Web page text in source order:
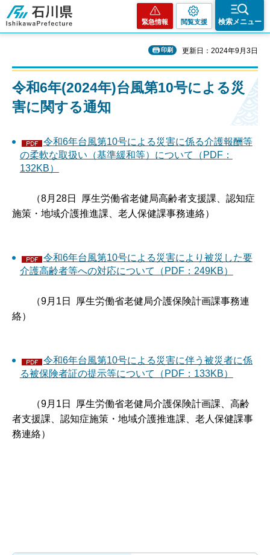
石川県
緊急情報 閲覧支援 検索メニュー
印刷 更新日：2024年9月3日
令和6年(2024年)台風第10号による災
害に関する通知
令和6年台風第10号による災害に係る介護報酬等
の柔軟な取扱い（基準緩和等）について（PDF：
132KB）
（8月28日 厚生労働省老健局高齢者支援課、認知症
施策・地域介護推進課、老人保健課事務連絡）
令和6年台風第10号による災害により被災した要
介護高齢者等への対応について（PDF：249KB）
（9月1日 厚生労働省老健局介護保険計画課事務連
絡）
令和6年台風第10号による災害に伴う被災者に係
る被保険者証の提示等について（PDF：133KB）
（9月1日 厚生労働省老健局介護保険計画課、高齢
者支援課、認知症施策・地域介護推進課、老人保健課事
務連絡）